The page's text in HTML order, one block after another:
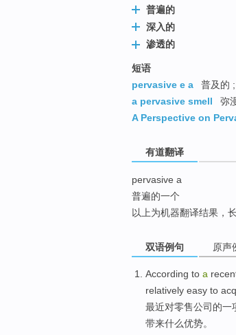
普遍的
深入的
渗透的
短语
pervasive e a
普及的
a pervasive smell
弥
A Perspective on
有道翻译
pervasive a
普遍的一个
以上为机器翻译结果，
双语例句 原声
According to a
relatively easy to
最近对零售公司 的一
带来什么优势。